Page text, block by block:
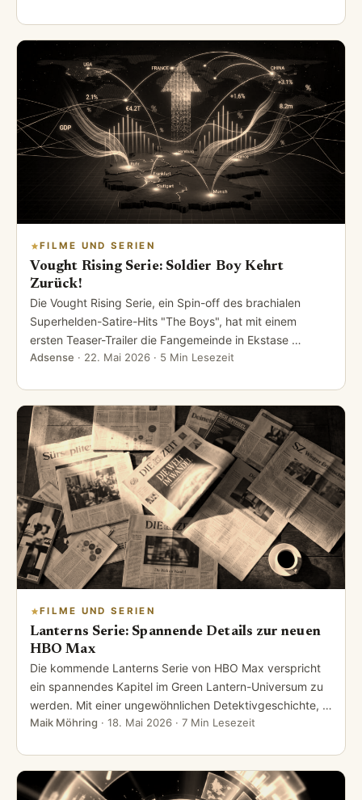
FILME UND SERIEN
Vought Rising Serie: Soldier Boy Kehrt
Zurück!
Die Vought Rising Serie, ein Spin-off des brachialen
Superhelden-Satire-Hits "The Boys", hat mit einem
ersten Teaser-Trailer die Fangemeinde in Ekstase …
Adsense · 22. Mai 2026 · 5 Min Lesezeit
FILME UND SERIEN
Lanterns Serie: Spannende Details zur neuen
HBO Max
Die kommende Lanterns Serie von HBO Max verspricht
ein spannendes Kapitel im Green Lantern-Universum zu
werden. Mit einer ungewöhnlichen Detektivgeschichte, …
Maik Möhring · 18. Mai 2026 · 7 Min Lesezeit